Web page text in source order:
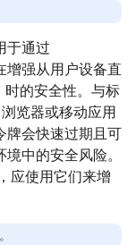
于通过
增强从用户设备直
时的安全性。与标
览器或移动应用
牌会快速过期且可
中的安全风险。
应使用它们来增